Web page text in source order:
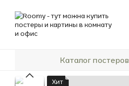
Каталог постеров
Хит